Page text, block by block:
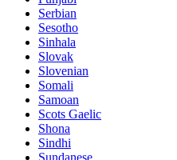
Serbian
Sesotho
Sinhala
Slovak
Slovenian
Somali
Samoan
Scots Gaelic
Shona
Sindhi
Sundanese